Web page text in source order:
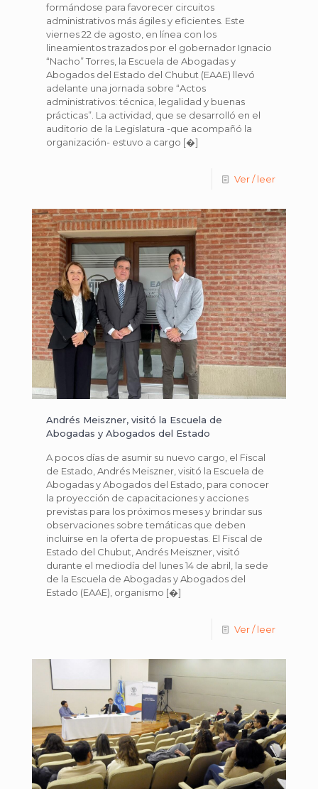
formándose para favorecer circuitos
administrativos más ágiles y eficientes. Este
viernes 22 de agosto, en línea con los
lineamientos trazados por el gobernador Ignacio
“Nacho” Torres, la Escuela de Abogadas y
Abogados del Estado del Chubut (EAAE) llevó
adelante una jornada sobre “Actos
administrativos: técnica, legalidad y buenas
prácticas”. La actividad, que se desarrolló en el
auditorio de la Legislatura -que acompañó la
organización- estuvo a cargo [�]
Ver / leer
Andrés Meiszner, visitó la Escuela de
Abogadas y Abogados del Estado
A pocos días de asumir su nuevo cargo, el Fiscal
de Estado, Andrés Meiszner, visitó la Escuela de
Abogadas y Abogados del Estado, para conocer
la proyección de capacitaciones y acciones
previstas para los próximos meses y brindar sus
observaciones sobre temáticas que deben
incluirse en la oferta de propuestas. El Fiscal de
Estado del Chubut, Andrés Meiszner, visitó
durante el mediodía del lunes 14 de abril, la sede
de la Escuela de Abogadas y Abogados del
Estado (EAAE), organismo [�]
Ver / leer